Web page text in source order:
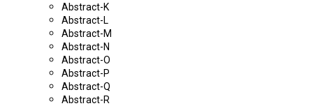
Abstract-K
Abstract-L
Abstract-M
Abstract-N
Abstract-O
Abstract-P
Abstract-Q
Abstract-R